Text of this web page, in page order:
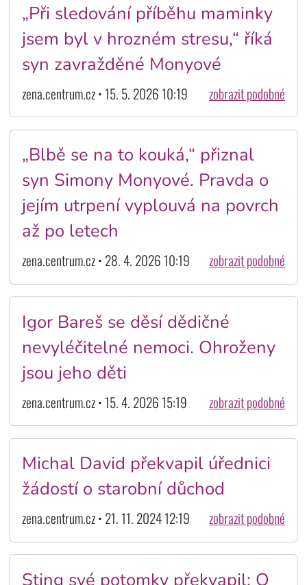
„Při sledování příběhu maminky
jsem byl v hrozném stresu,“ říká
syn zavražděné Monyové
zena.centrum.cz • 15. 5. 2026 10:19 zobrazit podobné
„Blbě se na to kouká,“ přiznal
syn Simony Monyové. Pravda o
jejím utrpení vyplouvá na povrch
až po letech
zena.centrum.cz • 28. 4. 2026 10:19 zobrazit podobné
Igor Bareš se děsí dědičné
nevyléčitelné nemoci. Ohroženy
jsou jeho děti
zena.centrum.cz • 15. 4. 2026 15:19 zobrazit podobné
Michal David překvapil úřednici
žádostí o starobní důchod
zena.centrum.cz • 21. 11. 2024 12:19 zobrazit podobné
Sting své potomky překvapil: O